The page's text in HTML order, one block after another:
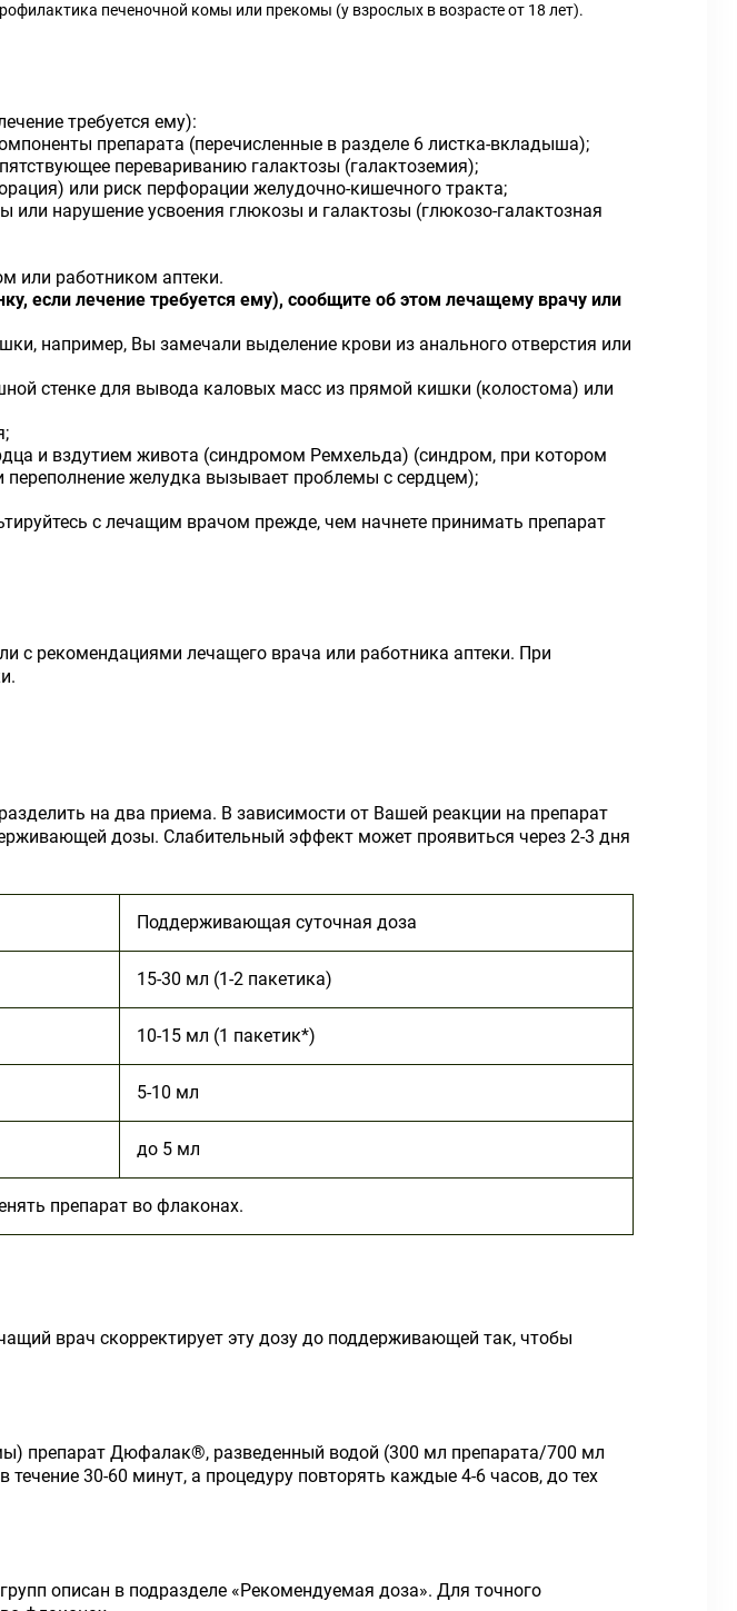
печеночной комы или прекомы (у взрослых в возрасте от 18 лет).
требуется ему):
препарата (перечисленные в разделе 6 листка-вкладыша);
перевариванию галактозы (галактоземия);
или риск перфорации желудочно-кишечного тракта;
или нарушение усвоения глюкозы и галактозы (глюкозо-галактозная
или работником аптеки.
если лечение требуется ему), сообщите об этом лечащему врачу или
например, Вы замечали выделение крови из анального отверстия или
стенке для вывода каловых масс из прямой кишки (колостома) или
и вздутием живота (синдромом Ремхельда) (синдром, при котором
желудка вызывает проблемы с сердцем);
с лечащим врачом прежде, чем начнете принимать препарат
с рекомендациями лечащего врача или работника аптеки. При
на два приема. В зависимости от Вашей реакции на препарат
дозы. Слабительный эффект может проявиться через 2-3 дня
Поддерживающая суточная доза
15-30 мл (1-2 пакетика)
10-15 мл (1 пакетик*)
5-10 мл
до 5 мл
препарат во флаконах.
врач скорректирует эту дозу до поддерживающей так, чтобы
препарат Дюфалак®, разведенный водой (300 мл препарата/700 мл
30-60 минут, а процедуру повторять каждые 4-6 часов, до тех
описан в подразделе «Рекомендуемая доза». Для точного